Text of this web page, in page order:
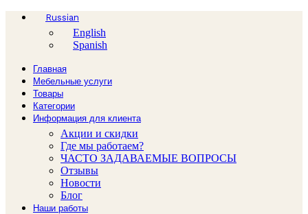
Russian
English
Spanish
Главная
Мебельные услуги
Товары
Категории
Информация для клиента
Акции и скидки
Где мы работаем?
ЧАСТО ЗАДАВАЕМЫЕ ВОПРОСЫ
Отзывы
Новости
Блог
Наши работы